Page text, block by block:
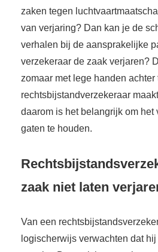
zaken tegen
van verjaring? Dan kan je de
verhalen bij de aansprakelijke
verzekeraar de zaak verjaren?
zomaar met lege handen
rechtsbijstandverzekeraar
daarom is het belangrijk om het
gaten te houden.
zaak niet laten
Van een
logischerwijs verwachten dat